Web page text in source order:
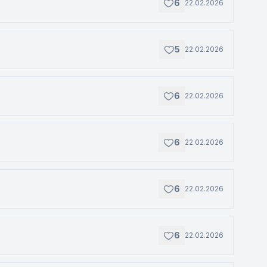
6 22.02.2026
5 22.02.2026
6 22.02.2026
6 22.02.2026
6 22.02.2026
6 22.02.2026